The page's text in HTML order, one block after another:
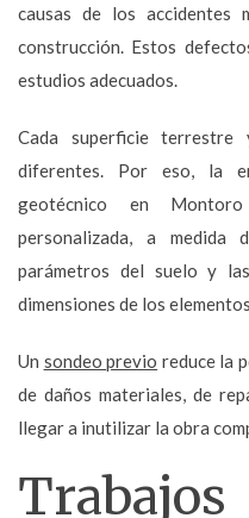
causas de los accidentes
construcción. Estos
estudios adecuados.
Cada superficie
diferentes. Por eso, la
geotécnico en
personalizada, a
parámetros del suelo y
dimensiones de los
Un sondeo previo reduce la
de daños materiales, de
llegar a inutilizar la obra